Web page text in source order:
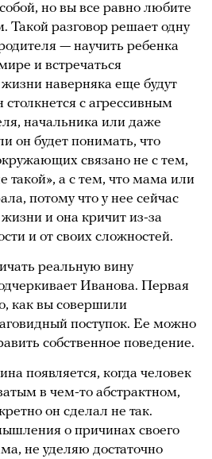
но вы все равно любите
Такой разговор решает одну
— научить ребенка
и встречаться
жизни наверняка еще будут
с агрессивным
начальника или даже
он будет понимать, что
связано не с тем,
такой», а с тем, что мама или
потому что у нее сейчас
и она кричит из-за
и от своих сложностей.
реальную вину
Иванова. Первая
как вы совершили
поступок. Ее можно
собственное поведение.
появляется, когда человек
в чем-то абстрактном,
он сделал не так.
о причинах своего
не уделяю достаточно